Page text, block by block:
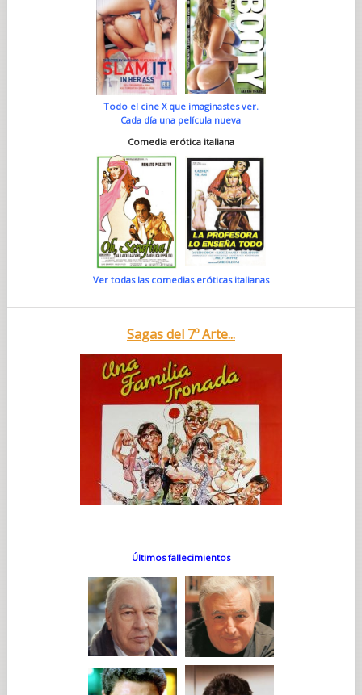
Todo el cine X que imaginastes ver.
Cada día una película nueva
Comedia erótica italiana
Ver todas las comedias eróticas italianas
Sagas del 7º Arte...
Últimos fallecimientos